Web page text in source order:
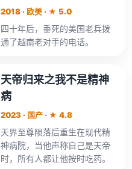
2018 · 欧美 · ★ 5.0
四十年后，垂死的美国老兵拨
通了越南老对手的电话。
天帝归来之我不是精神
病
2023 · 国产 · ★ 4.8
天界至尊陨落后重生在现代精
神病院，当他声称自己是天帝
时，所有人都让他按时吃药。